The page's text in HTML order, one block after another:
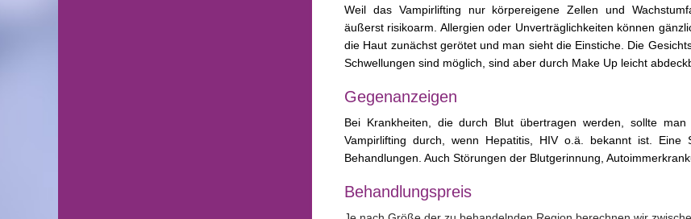
Weil das Vampirlifting nur körpereigene Zellen und
äußerst risikoarm. Allergien oder Unverträglichkeiten können
die Haut zunächst gerötet und man sieht die Einstiche. Die
Schwellungen sind möglich, sind aber durch Make Up leicht
Gegenanzeigen
Bei Krankheiten, die durch Blut übertragen werden, sollte
Vampirlifting durch, wenn Hepatitis, HIV o.ä. bekannt ist. Eine
Behandlungen. Auch Störungen der Blutgerinnung,
Behandlungspreis